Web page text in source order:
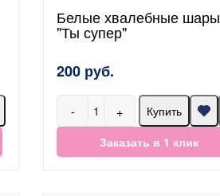
Белые хвалебные шары
"Ты супер"
200 руб.
- +
Купить
Заказать в 1 клик